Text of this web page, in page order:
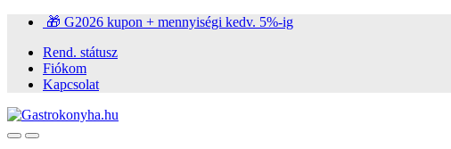
Ugrás
navigációhoz
Ugrás
tartalomra
🎁 G2026 kupon + mennyiségi kedv. 5%-ig
Rend. státusz
Fiókom
Kapcsolat
OpenClose